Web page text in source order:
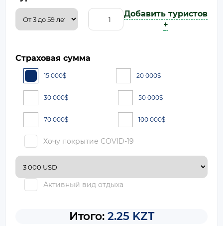
Добавить туристов
+
Страховая сумма
15 000$ 20 000$
30 000$ 50 000$
70 000$ 100 000$
Хочу покрытие COVID-19
Активный вид отдыха
Итого: 2.25 KZT